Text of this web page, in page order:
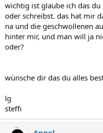
wichtig ist glaube ich das
oder schreibst. das hat mir
na und die geschwollenen
hinter mir, und man will ja
oder?
wünsche dir das du alles
lg
steffi